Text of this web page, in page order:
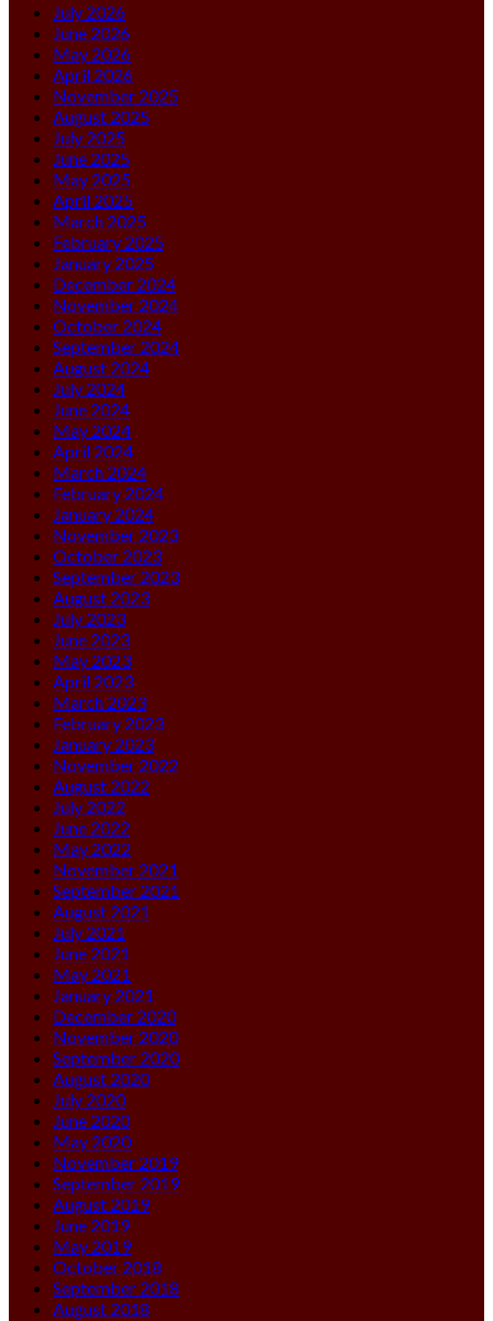
July 2026
June 2026
May 2026
April 2026
November 2025
August 2025
July 2025
June 2025
May 2025
April 2025
March 2025
February 2025
January 2025
December 2024
November 2024
October 2024
September 2024
August 2024
July 2024
June 2024
May 2024
April 2024
March 2024
February 2024
January 2024
November 2023
October 2023
September 2023
August 2023
July 2023
June 2023
May 2023
April 2023
March 2023
February 2023
January 2023
November 2022
August 2022
July 2022
June 2022
May 2022
November 2021
September 2021
August 2021
July 2021
June 2021
May 2021
January 2021
December 2020
November 2020
September 2020
August 2020
July 2020
June 2020
May 2020
November 2019
September 2019
August 2019
June 2019
May 2019
October 2018
September 2018
August 2018